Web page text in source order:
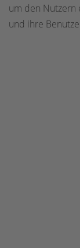
um den Nutzern
und ihre